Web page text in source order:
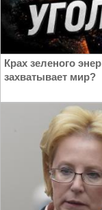
Крах зеленого
захватывает мир?